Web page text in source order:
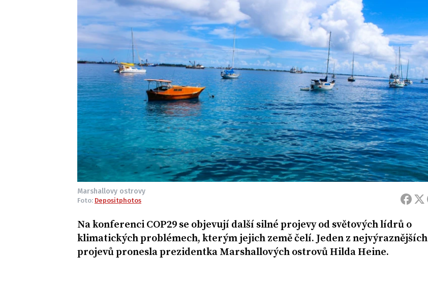
Marshallovy ostrovy
Foto: Depositphotos
Na konferenci COP29 se objevují další silné projevy od světových lídrů o
klimatických problémech, kterým jejich země čelí. Jeden z nejvýraznějších
projevů pronesla prezidentka Marshallových ostrovů Hilda Heine.